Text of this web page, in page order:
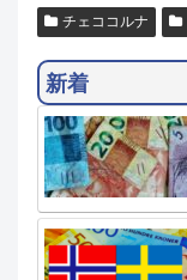
チェココルナ
新着